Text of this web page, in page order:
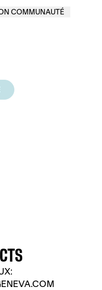
COMMUNAUTÉ